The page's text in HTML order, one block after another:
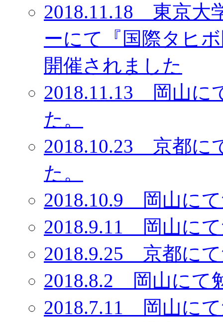
2018.11.18 東京大
ーにて『国際タヒ
開催されました
2018.11.13 岡山に
た。
2018.10.23 京都に
た。
2018.10.9 岡山に
2018.9.11 岡山に
2018.9.25 京都に
2018.8.2 岡山にて
2018.7.11 岡山に